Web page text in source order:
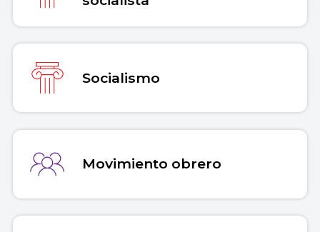
Socialismo
Movimiento obrero